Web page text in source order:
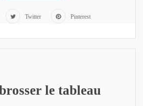
Twitter Pinterest
le tableau